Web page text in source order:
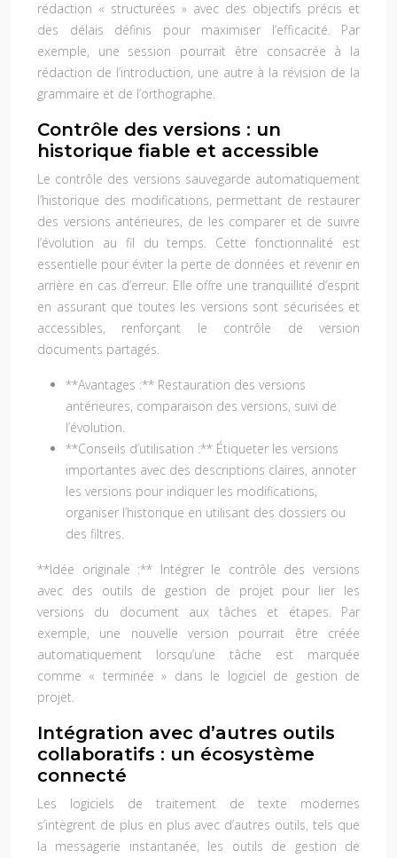
rédaction « structurées » avec des objectifs précis et
des délais définis pour maximiser l’efficacité. Par
exemple, une session pourrait être consacrée à la
rédaction de l’introduction, une autre à la révision de la
grammaire et de l’orthographe.
Contrôle des versions : un
historique fiable et accessible
Le contrôle des versions sauvegarde automatiquement
l’historique des modifications, permettant de restaurer
des versions antérieures, de les comparer et de suivre
l’évolution au fil du temps. Cette fonctionnalité est
essentielle pour éviter la perte de données et revenir en
arrière en cas d’erreur. Elle offre une tranquillité d’esprit
en assurant que toutes les versions sont sécurisées et
accessibles, renforçant le contrôle de version
documents partagés.
**Avantages :** Restauration des versions
antérieures, comparaison des versions, suivi de
l’évolution.
**Conseils d’utilisation :** Étiqueter les versions
importantes avec des descriptions claires, annoter
les versions pour indiquer les modifications,
organiser l’historique en utilisant des dossiers ou
des filtres.
**Idée originale :** Intégrer le contrôle des versions
avec des outils de gestion de projet pour lier les
versions du document aux tâches et étapes. Par
exemple, une nouvelle version pourrait être créée
automatiquement lorsqu’une tâche est marquée
comme « terminée » dans le logiciel de gestion de
projet.
Intégration avec d’autres outils
collaboratifs : un écosystème
connecté
Les logiciels de traitement de texte modernes
s’intègrent de plus en plus avec d’autres outils, tels que
la messagerie instantanée, les outils de gestion de